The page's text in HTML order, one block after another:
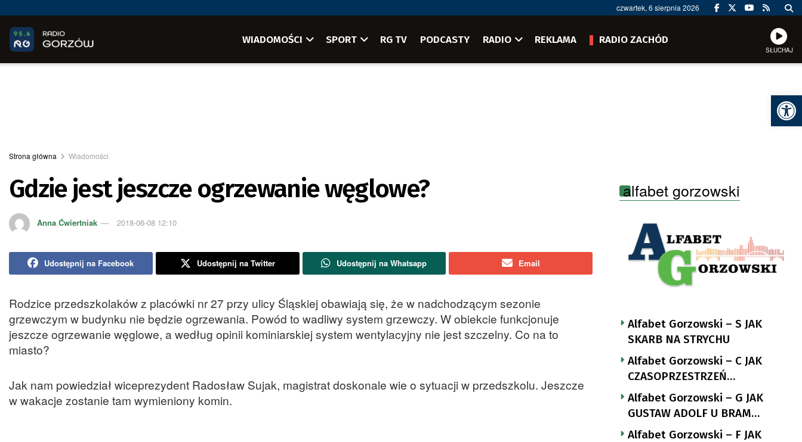
czwartek, 6 sierpnia 2026
WIADOMOŚCI SPORT RG TV PODCASTY RADIO REKLAMA RADIO ZACHÓD
SŁUCHAJ
Strona główna Wiadomości
Gdzie jest jeszcze ogrzewanie węglowe?
Anna Ćwiertniak 2018-06-08 12:10
Udostępnij na Facebook Udostępnij na Twitter Udostępnij na Whatsapp Email
Rodzice przedszkolaków z placówki nr 27 przy ulicy Śląskiej obawiają się, że w nadchodzącym sezonie
grzewczym w budynku nie będzie ogrzewania. Powód to wadliwy system grzewczy. W obiekcie funkcjonuje
jeszcze ogrzewanie węglowe, a według opinii kominiarskiej system wentylacyjny nie jest szczelny. Co na to
miasto?
Jak nam powiedział wiceprezydent Radosław Sujak, magistrat doskonale wie o sytuacji w przedszkolu. Jeszcze
w wakacje zostanie tam wymieniony komin.
alfabet gorzowski
Alfabet Gorzowski – S JAK
SKARB NA STRYCHU
Alfabet Gorzowski – C JAK
CZASOPRZESTRZEŃ
NUTTGENSA
Alfabet Gorzowski – G JAK
GUSTAW ADOLF U BRAM
LANDSBERGA
Alfabet Gorzowski – F JAK